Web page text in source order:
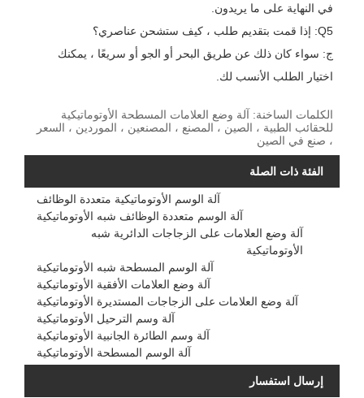
في النهاية على ما يريدون.
Q5: إذا قمت بتقديم طلب ، كيف ستشحن عناصري؟
ج: سواء كان ذلك عن طريق البحر أو الجو أو سريعًا ، يمكنك
اختيار الطلب الأنسب لك.
الكلمات الساخنة: آلة وضع العلامات المسطحة الأوتوماتيكية
للحقائب الطبية ، الصين ، المصنع ، المصنعين ، الموردين ، السعر
، صنع في الصين
الفئة ذات الصلة
آلة الوسم الأوتوماتيكية متعددة الوظائف
آلة الوسم متعددة الوظائف شبه الأوتوماتيكية
آلة وضع العلامات على الزجاجات الدائرية شبه
الأوتوماتيكية
آلة الوسم المسطحة شبه الأوتوماتيكية
آلة وضع العلامات الأفقية الأوتوماتيكية
آلة وضع العلامات على الزجاجات المستديرة الأوتوماتيكية
آلة وسم الترحيل الأوتوماتيكية
آلة وسم الطائرة الجانبية الأوتوماتيكية
آلة الوسم المسطحة الأوتوماتيكية
إرسال استفسار